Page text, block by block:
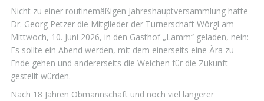
Nicht zu einer routinemäßigen Jahreshauptversammlung hatte
Dr. Georg Petzer die Mitglieder der Turnerschaft Wörgl am
Mittwoch, 10. Juni 2026, in den Gasthof „Lamm“ geladen, nein:
Es sollte ein Abend werden, mit dem einerseits eine Ära zu
Ende gehen und andererseits die Weichen für die Zukunft
gestellt würden.
Nach 18 Jahren Obmannschaft und noch viel längerer